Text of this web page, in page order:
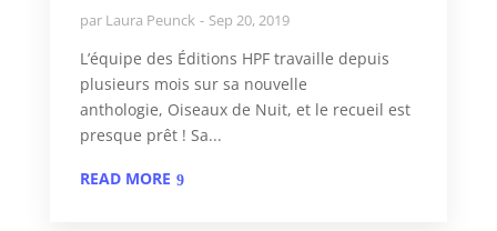
par Laura Peunck Sep 20, 2019
L’équipe des Éditions HPF travaille depuis
plusieurs mois sur sa nouvelle
anthologie, Oiseaux de Nuit, et le recueil est
presque prêt ! Sa...
READ MORE